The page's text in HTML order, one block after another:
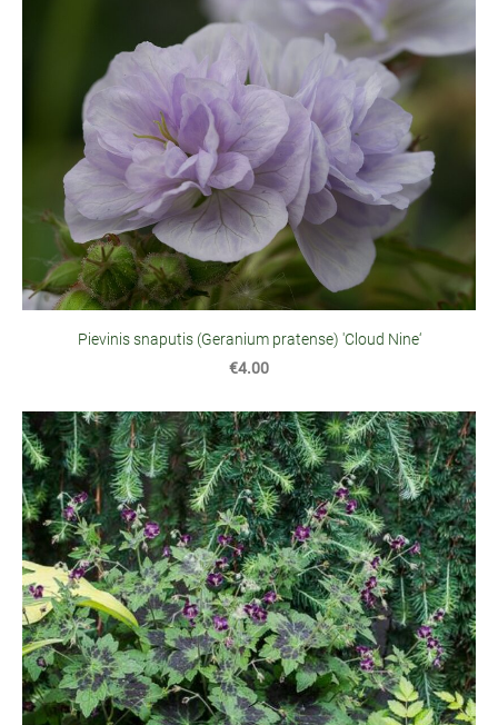
Pievinis snaputis (Geranium pratense) 'Cloud Nine‘
€4.00